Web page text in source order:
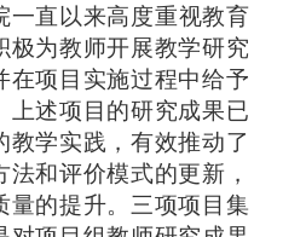
一直以来高度重视教育
极为教师开展教学研究
在项目实施过程中给予
上述项目的研究成果已
教学实践，有效推动了
和评价模式的更新，
量的提升。三项项目集